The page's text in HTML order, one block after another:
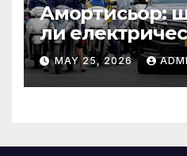
Амортисьор:
ли
на АСЕАН със
2045 г.?
MAY 25, 2026